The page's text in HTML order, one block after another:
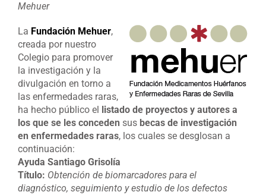
Mehuer
La Fundación Mehuer,
creada por nuestro
Colegio para promover
la investigación y la
divulgación en torno a
las enfermedades raras,
ha hecho público el listado de proyectos y autores a
los que se les conceden sus becas de investigación
en enfermedades raras, los cuales se desglosan a
continuación:
Ayuda Santiago Grisolía
Título: Obtención de biomarcadores para el
diagnóstico, seguimiento y estudio de los defectos